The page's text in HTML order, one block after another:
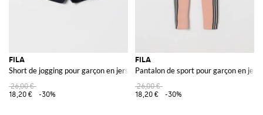
FILA
Short de jogging pour garçon en jersey avec cordon de serrage et logo
26,00 €
18,20 €
-30%
FILA
Pantalon de sport pour garçon en
26,00 €
18,20 €
-30%